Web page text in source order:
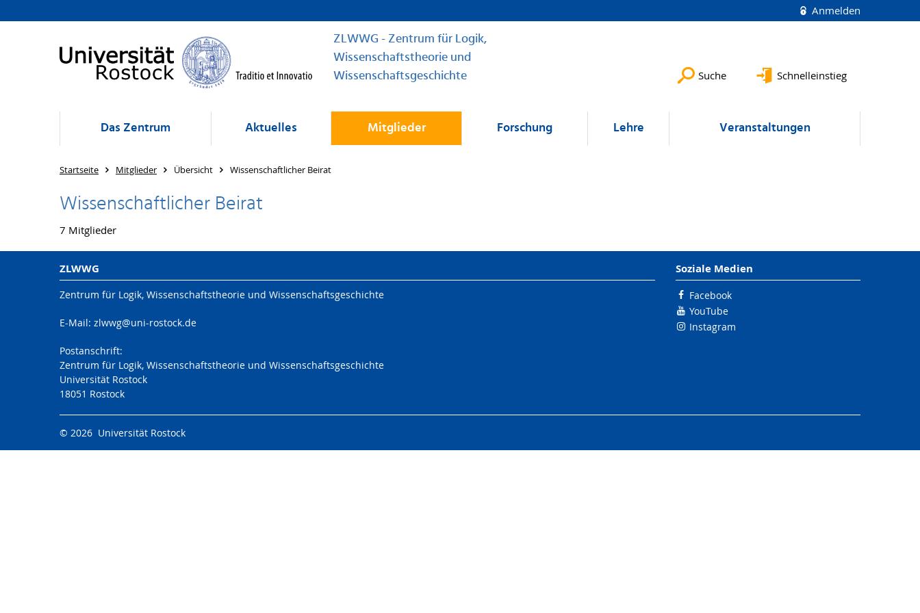
Anmelden
ZLWWG - Zentrum für Logik,
Wissenschaftstheorie und
Wissenschaftsgeschichte
Suche Schnelleinstieg
Das Zentrum Aktuelles Mitglieder Forschung Lehre Veranstaltungen
Startseite Mitglieder Übersicht Wissenschaftlicher Beirat
Wissenschaftlicher Beirat
7 Mitglieder
ZLWWG
Zentrum für Logik, Wissenschaftstheorie und Wissenschaftsgeschichte
E-Mail: zlwwg@uni-rostock.de
Postanschrift:
Zentrum für Logik, Wissenschaftstheorie und Wissenschaftsgeschichte
Universität Rostock
18051 Rostock
Soziale Medien
Facebook
YouTube
Instagram
© 2026 Universität Rostock